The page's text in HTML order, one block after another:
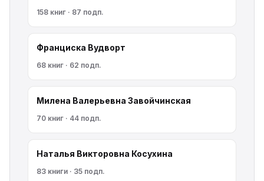
158 книг · 87 подп.
Франциска Вудворт
68 книг · 62 подп.
Милена Валерьевна Завойчинская
70 книг · 44 подп.
Наталья Викторовна Косухина
83 книги · 35 подп.